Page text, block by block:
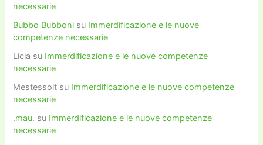
necessarie
Bubbo Bubboni su Immerdificazione e le nuove
competenze necessarie
Licia su Immerdificazione e le nuove competenze
necessarie
Mestessoit su Immerdificazione e le nuove competenze
necessarie
.mau. su Immerdificazione e le nuove competenze
necessarie